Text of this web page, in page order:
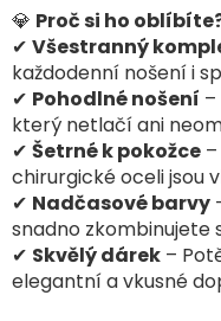
💎 Proč si ho
✔ Všestranný
každodenní nošení i
✔ Pohodlné nošení
který netlačí ani
✔ Šetrné k pokožce
chirurgické oceli jsou
✔ Nadčasové barvy
snadno zkombinujete
✔ Skvělý dárek –
elegantní a vkusné